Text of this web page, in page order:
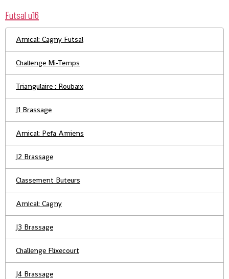
Futsal u16
Amical: Cagny Futsal
Challenge Mi-Temps
Triangulaire : Roubaix
J1 Brassage
Amical: Pefa Amiens
J2 Brassage
Classement Buteurs
Amical: Cagny
J3 Brassage
Challenge Flixecourt
J4 Brassage